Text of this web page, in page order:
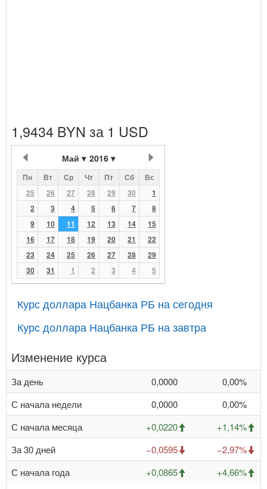
1,9434 BYN за 1 USD
Май 2016
Пн Вт Ср Чт Пт Сб
Вс
25
26 27 28 29 30
1
2
3 4 5 6 7
8
9
10 11 12 13 14
15
16
17 18 19 20 21
22
23
24 25 26 27 28
29
30
31 1 2 3 4 5
Курс доллара Нацбанка РБ на сегодня
Курс доллара Нацбанка РБ на завтра
Изменение курса
За день 0,0000
0,00%
С начала недели
0,0000
0,00%
С начала месяца
+0,0220
+1,14%
За 30 дней
−0,0595
−2,97%
С начала года
+0,0865 +4,66%